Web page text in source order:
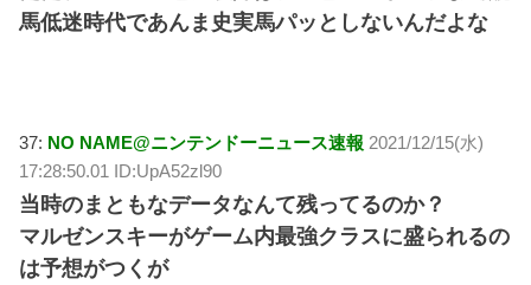
馬低迷時代であんま史実馬パッとしないんだよな
37: NO NAME@ニンテンドーニュース速報 2021/12/15(水)
17:28:50.01 ID:UpA52zl90
当時のまともなデータなんて残ってるのか？
マルゼンスキーがゲーム内最強クラスに盛られるの
は予想がつくが